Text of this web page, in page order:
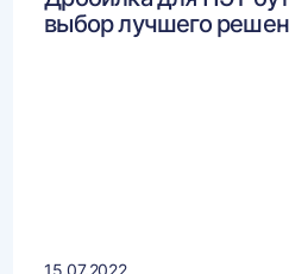
выбор лучшего
15.07.2022